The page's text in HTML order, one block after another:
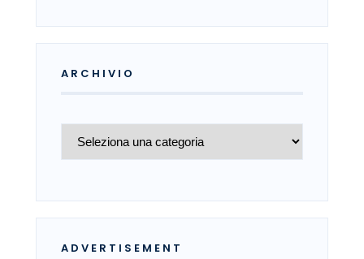
ARCHIVIO
Archivio
ADVERTISEMENT